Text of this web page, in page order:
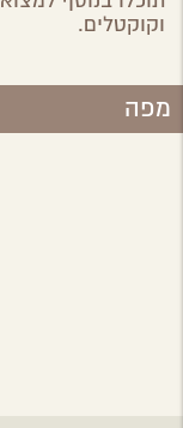
וקוקטלים.
מפה